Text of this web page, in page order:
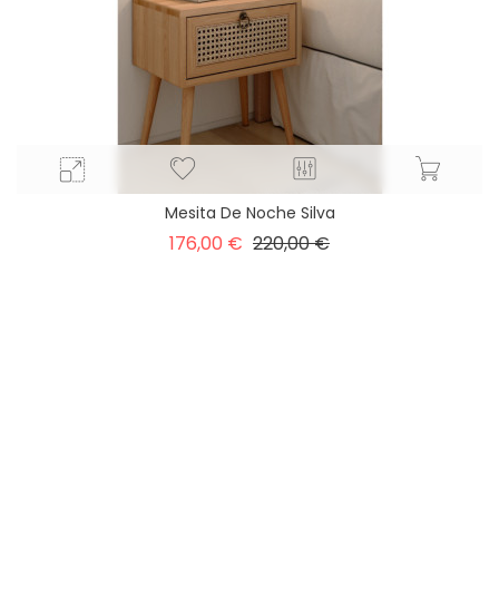
Mesita De Noche Silva
176,00 € Precio
220,00 €Precio